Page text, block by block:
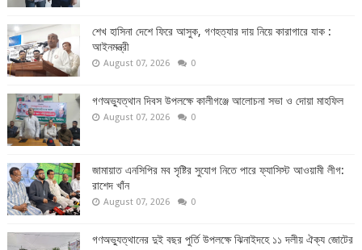
শেখ হাসিনা দেশে ফিরে আসুক, গণহত্যার দায় নিয়ে কারাগারে যাক :
আইনমন্ত্রী
August 07, 2026 0
গণঅভ্যুত্থান দিবস উপলক্ষে কালীগঞ্জে আলোচনা সভা ও দোয়া মাহফিল
August 07, 2026 0
জামায়াত এনসিপির মব সৃষ্টির সুযোগ নিতে পারে ফ্যাসিস্ট আওয়ামী লীগ:
রাশেদ খাঁন
August 07, 2026 0
গণঅভ্যুত্থানের দুই বছর পুর্তি উপলক্ষে ঝিনাইদহে ১১ দলীয় ঐক্য জোটের